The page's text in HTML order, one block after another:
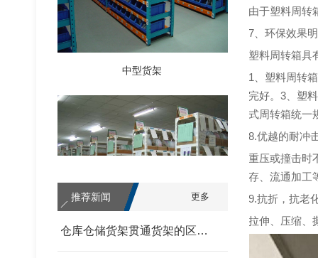
中型货架
更多
推荐新闻
仓库仓储货架贯通货架的区别 我父亲为范围发改委
由于塑料周转
7、环保效果
塑料周转箱具
1、塑料周转
完好。3、塑
式周转箱统一
8.优越的耐冲
重压或撞击时
存、流通加工
9.抗折，抗老
拉伸、压缩、